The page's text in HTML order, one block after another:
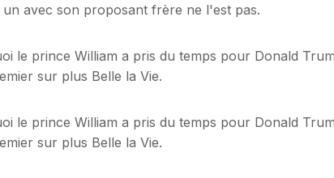
avec son proposant frère ne l'est pas.
le prince William a pris du temps pour Donald
sur plus Belle la Vie.
le prince William a pris du temps pour Donald
sur plus Belle la Vie.